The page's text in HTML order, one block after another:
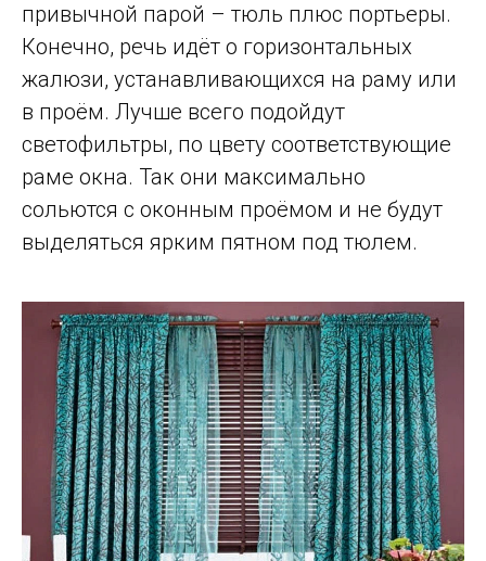
привычной парой – тюль плюс портьеры.
Конечно, речь идёт о горизонтальных
жалюзи, устанавливающихся на раму или
в проём. Лучше всего подойдут
светофильтры, по цвету соответствующие
раме окна. Так они максимально
сольются с оконным проёмом и не будут
выделяться ярким пятном под тюлем.